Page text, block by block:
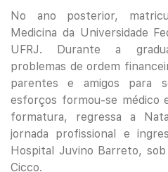
No ano posterior,
Medicina da Universidade
UFRJ. Durante a
problemas de ordem
parentes e amigos para
esforços formou-se médico
formatura, regressa a
jornada profissional e
Hospital Juvino Barreto,
Cicco.